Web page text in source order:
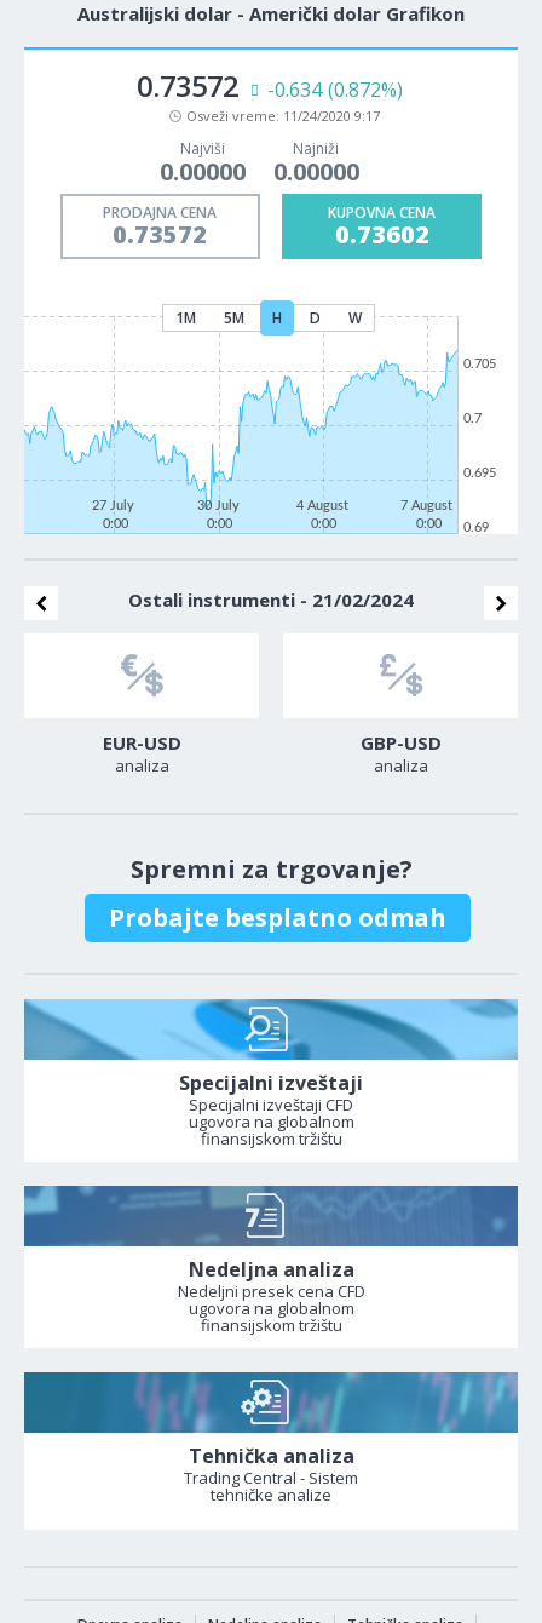
Australijski dolar - Američki dolar Grafikon
0.73572 -0.634 (0.872%)
Osveži vreme: 11/24/2020 9:17
Najviši
0.00000
Najniži
0.00000
PRODAJNA CENA
0.73572
KUPOVNA CENA
0.73602
1M 5M H D W
27 July
0:00
30 July
0:00
4 August
0:00
7 August
0:00
0.69
0.695
0.7
0.705
Ostali instrumenti - 21/02/2024
EUR-USD
analiza
GBP-USD
analiza
Spremni za trgovanje?
Probajte besplatno odmah
Specijalni izveštaji
Specijalni izveštaji CFD
ugovora na globalnom
finansijskom tržištu
Nedeljna analiza
Nedeljni presek cena CFD
ugovora na globalnom
finansijskom tržištu
Tehnička analiza
Trading Central - Sistem
tehničke analize